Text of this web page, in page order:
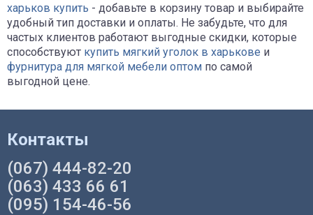
харьков купить - добавьте в корзину товар и выбирайте
удобный тип доставки и оплаты. Не забудьте, что для
частых клиентов работают выгодные скидки, которые
способствуют купить мягкий уголок в харькове и
фурнитура для мягкой мебели оптом по самой
выгодной цене.
Контакты
(067) 444-82-20
(063) 433 66 61
(095) 154-46-56